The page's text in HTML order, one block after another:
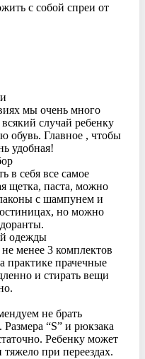
с собой спреи от
мы очень много
случай ребенку
обувь. Главное , чтобы
удобная!
в себя все самое
щетка, паста, можно
с шампунем и
но можно
одежды
менее 3 комплектов
прачечные
и стирать вещи
не брать
“S” и рюкзака
Ребенку может
при переездах.